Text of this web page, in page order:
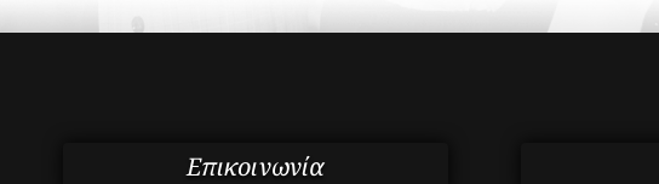
Επικοινωνία